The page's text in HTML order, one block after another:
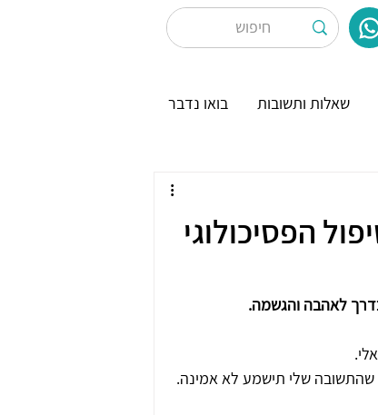
שאלות ותשובות בואו נדבר
הפסיכולוגי
לאהבה והגשמה.
שהתשובה שלי תישמע לא אמינה.